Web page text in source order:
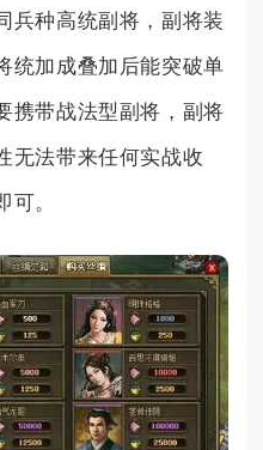
兵种高统副将，副将装
统加成叠加后能突破单
携带战法型副将，副将
无法带来任何实战收
可。